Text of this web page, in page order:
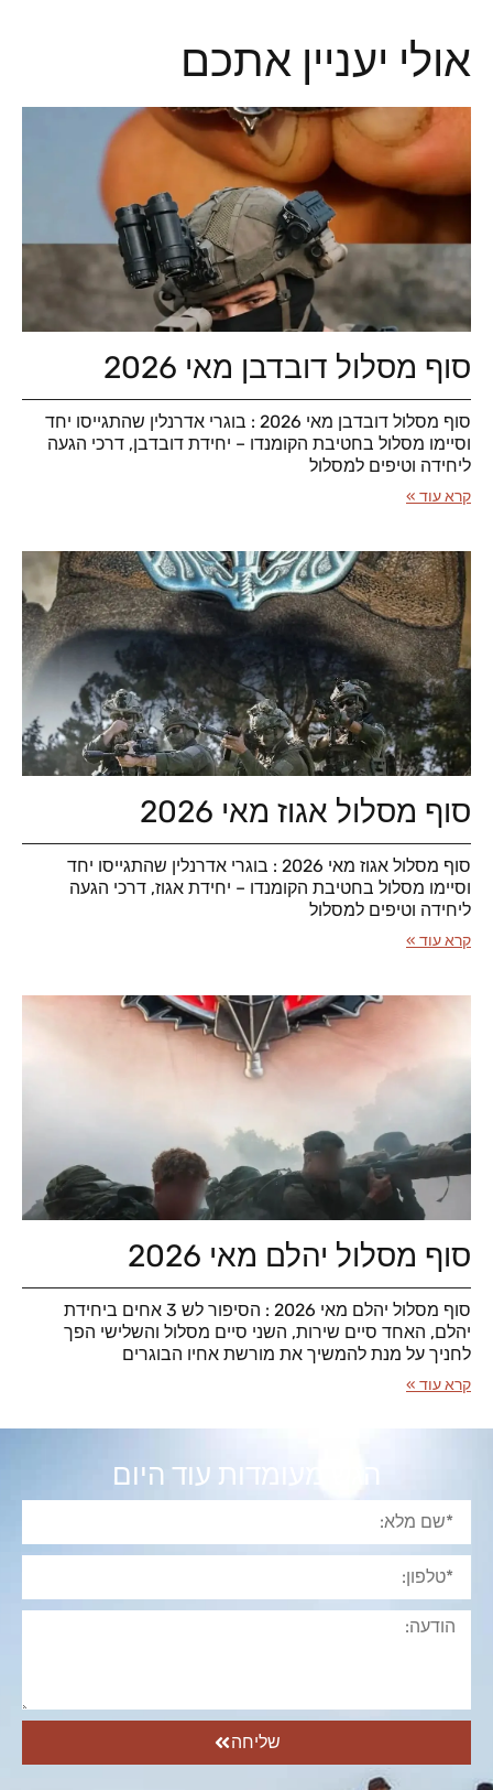
אולי יעניין אתכם
סוף מסלול דובדבן מאי 2026
סוף מסלול דובדבן מאי 2026 : בוגרי אדרנלין שהתגייסו יחד
וסיימו מסלול בחטיבת הקומנדו – יחידת דובדבן, דרכי הגעה
ליחידה וטיפים למסלול
קרא עוד »
סוף מסלול אגוז מאי 2026
סוף מסלול אגוז מאי 2026 : בוגרי אדרנלין שהתגייסו יחד
וסיימו מסלול בחטיבת הקומנדו – יחידת אגוז, דרכי הגעה
ליחידה וטיפים למסלול
קרא עוד »
סוף מסלול יהלם מאי 2026
סוף מסלול יהלם מאי 2026 : הסיפור לש 3 אחים ביחידת
יהלם, האחד סיים שירות, השני סיים מסלול והשלישי הפך
לחניך על מנת להמשיך את מורשת אחיו הבוגרים
קרא עוד »
הגש מעומדות עוד היום
שליחה